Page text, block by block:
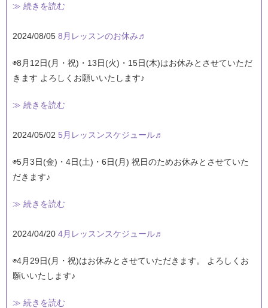
≫ 続きを読む
2024/08/05 8月レッスンのお休み♬
◉8月12日(月・祝)・13日(火)・15日(木)はお休みとさせていただ
きます よろしくお願いいたします♪
≫ 続きを読む
2024/05/02 5月レッスンスケジュール♬
◉5月3日(金)・4日(土)・6日(月) 祝日のためお休みとさせていた
だきます♪
≫ 続きを読む
2024/04/20 4月レッスンスケジュール♬
◉4月29日(月・祝)はお休みとさせていただきます。 よろしくお
願いいたします♪
≫ 続きを読む